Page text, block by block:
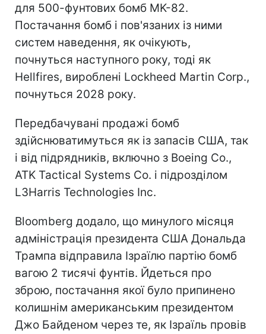
для 500-фунтових бомб MK-82.
Постачання бомб і пов'язаних із ними
систем наведення, як очікують,
почнуться наступного року, тоді як
Hellfires, вироблені Lockheed Martin Corp.,
почнуться 2028 року.
Передбачувані продажі бомб
здійснюватимуться як із запасів США, так
і від підрядників, включно з Boeing Co.,
ATK Tactical Systems Co. і підрозділом
L3Harris Technologies Inc.
Bloomberg додало, що минулого місяця
адміністрація президента США Дональда
Трампа відправила Ізраїлю партію бомб
вагою 2 тисячі фунтів. Йдеться про
зброю, постачання якої було припинено
колишнім американським президентом
Джо Байденом через те, як Ізраїль провів